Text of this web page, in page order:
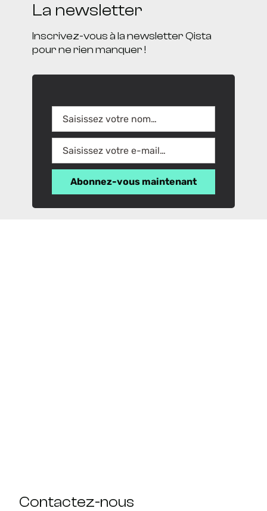
La newsletter
Inscrivez-vous à la newsletter Qista
pour ne rien manquer !
Contactez-nous